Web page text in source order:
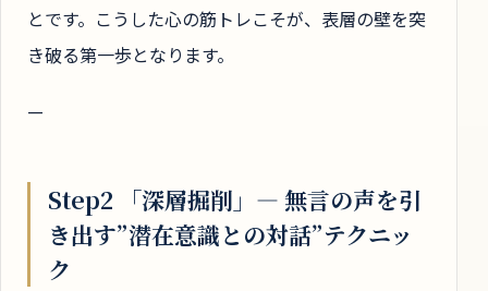
とです。こうした心の筋トレこそが、表層の壁を突
き破る第一歩となります。
—
Step2 「深層掘削」― 無言の声を引
き出す”潜在意識との対話”テクニッ
ク